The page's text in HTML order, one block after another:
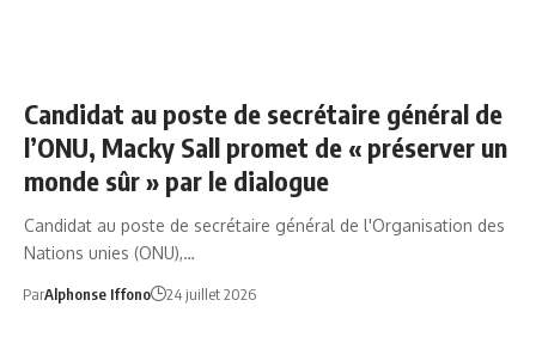
Candidat au poste de secrétaire général de
l’ONU, Macky Sall promet de « préserver un
monde sûr » par le dialogue
Candidat au poste de secrétaire général de l'Organisation des
Nations unies (ONU),…
ParAlphonse Iffono 24 juillet 2026